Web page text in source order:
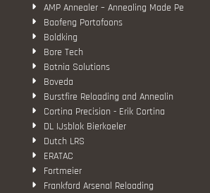
AMP Annealer – Annealing Made Pe
Baofeng Portofoons
Boldking
Bore Tech
Botnia Solutions
Boveda
Burstfire Reloading and Annealin
Cortina Precision - Erik Cortina
DL IJsblok Bierkoeler
Dutch LRS
ERATAC
Fortmeier
Frankford Arsenal Reloading